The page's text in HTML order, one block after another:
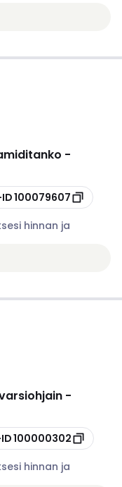
-
100079607
hinnan ja
-
100000302
hinnan ja